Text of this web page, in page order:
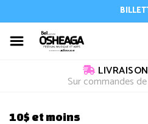
Sur commandes
10$ et moins